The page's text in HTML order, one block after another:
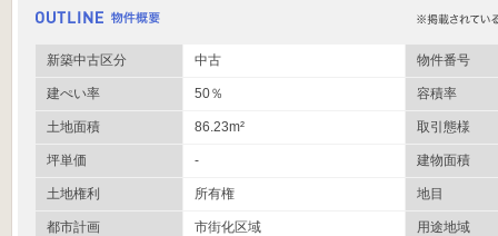
新築中古区分 中古 物件番号
建ぺい率 50％ 容積率
土地面積 86.23m² 取引態様
坪単価 - 建物面積
土地権利 所有権 地目
都市計画 市街化区域 用途地域